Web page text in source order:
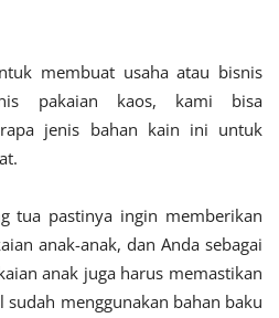
membuat usaha atau bisnis
pakaian kaos, kami bisa
jenis bahan kain ini untuk
tua pastinya ingin memberikan
anak-anak, dan Anda sebagai
anak juga harus memastikan
menggunakan bahan baku